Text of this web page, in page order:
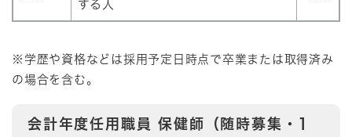
する人
※学歴や資格などは採用予定日時点で卒業または取得済み
の場合を含む。
会計年度任用職員 保健師（随時募集・1